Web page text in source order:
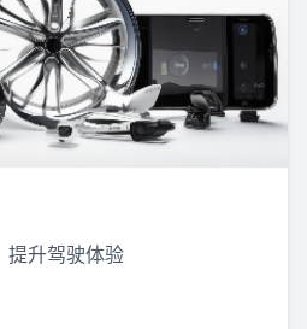
提升驾驶体验